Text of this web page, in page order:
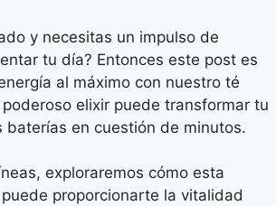
y necesitas un impulso de
tu día? Entonces este post es
al máximo con nuestro té
elixir puede transformar tu
baterías en cuestión de minutos.
exploraremos cómo esta
proporcionarte la vitalidad